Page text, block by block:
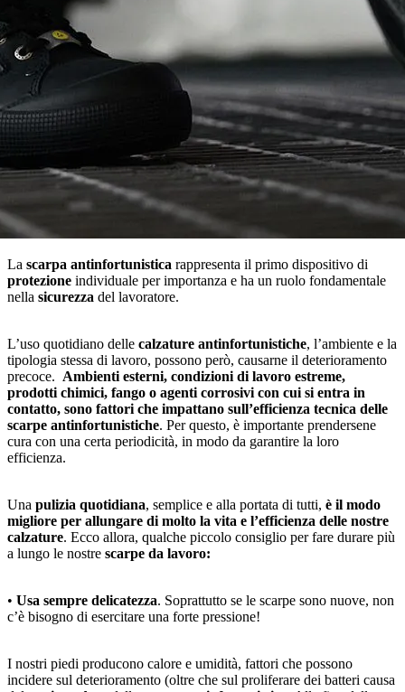
La scarpa antinfortunistica rappresenta il primo dispositivo di
protezione individuale per importanza e ha un ruolo fondamentale
nella sicurezza del lavoratore.
L’uso quotidiano delle calzature antinfortunistiche, l’ambiente e la
tipologia stessa di lavoro, possono però, causarne il deterioramento
precoce. Ambienti esterni, condizioni di lavoro estreme,
prodotti chimici, fango o agenti corrosivi con cui si entra in
contatto, sono fattori che impattano sull’efficienza tecnica delle
scarpe antinfortunistiche. Per questo, è importante prendersene
cura con una certa periodicità, in modo da garantire la loro
efficienza.
Una pulizia quotidiana, semplice e alla portata di tutti, è il modo
migliore per allungare di molto la vita e l’efficienza delle nostre
calzature. Ecco allora, qualche piccolo consiglio per fare durare più
a lungo le nostre scarpe da lavoro:
• Usa sempre delicatezza. Soprattutto se le scarpe sono nuove, non
c’è bisogno di esercitare una forte pressione!
I nostri piedi producono calore e umidità, fattori che possono
incidere sul deterioramento (oltre che sul proliferare dei batteri causa